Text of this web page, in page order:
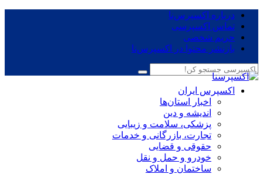
درباره اکسپرس‌نا
تماس اکسپرسی
حریم شخصی
بازنشر محتوا در اکسپرس‌نا
اکسپرس ایران
اخبار استان‌ها
اندیشه و دین
پزشکی، سلامت و زیبایی
تجارت، بازرگانی و خدمات
حقوقی و قضایی
خودرو و حمل و نقل
ساختمان و املاک